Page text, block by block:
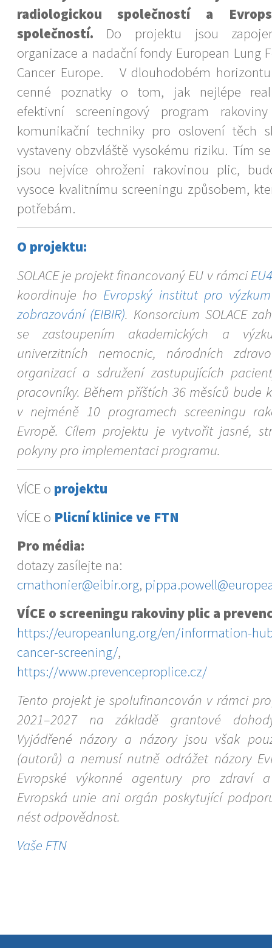
radiologickou společností a
společností. Do projektu jsou
organizace a nadační fondy European Lung
Cancer Europe. V dlouhodobém
cenné poznatky o tom, jak nejlépe
efektivní screeningový program
komunikační techniky pro oslovení těch
vystaveny obzvláště vysokému riziku. Tím
jsou nejvíce ohroženi rakovinou plic,
vysoce kvalitnímu screeningu způsobem,
potřebám.
O projektu:
SOLACE je projekt financovaný EU v rámci
koordinuje ho Evropský institut pro
zobrazování (EIBIR). Konsorcium SOLACE
se zastoupením akademických a
univerzitních nemocnic, národních
organizací a sdružení zastupujících
pracovníky. Během příštích 36 měsíců bude
v nejméně 10 programech screeningu
Evropě. Cílem projektu je vytvořit jasné,
pokyny pro implementaci programu.
VÍCE o projektu
VÍCE o Plicní klinice ve FTN
Pro média:
dotazy zasílejte na:
cmathonier@eibir.org,
VÍCE o screeningu rakoviny plic a
https://europeanlung.org/en/information-
cancer-screening/,
https://www.prevenceproplice.cz/
Tento projekt je spolufinancován v rámci
2021–2027 na základě grantové
Vyjádřené názory a názory jsou však
(autorů) a nemusí nutně odrážet názory
Evropské výkonné agentury pro zdraví
Evropská unie ani orgán poskytující
nést odpovědnost.
Vaše FTN